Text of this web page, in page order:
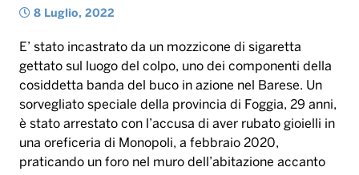
8 Luglio, 2022
E’ stato incastrato da un mozzicone di sigaretta
gettato sul luogo del colpo, uno dei componenti della
cosiddetta banda del buco in azione nel Barese. Un
sorvegliato speciale della provincia di Foggia, 29 anni,
è stato arrestato con l’accusa di aver rubato gioielli in
una oreficeria di Monopoli, a febbraio 2020,
praticando un foro nel muro dell’abitazione accanto